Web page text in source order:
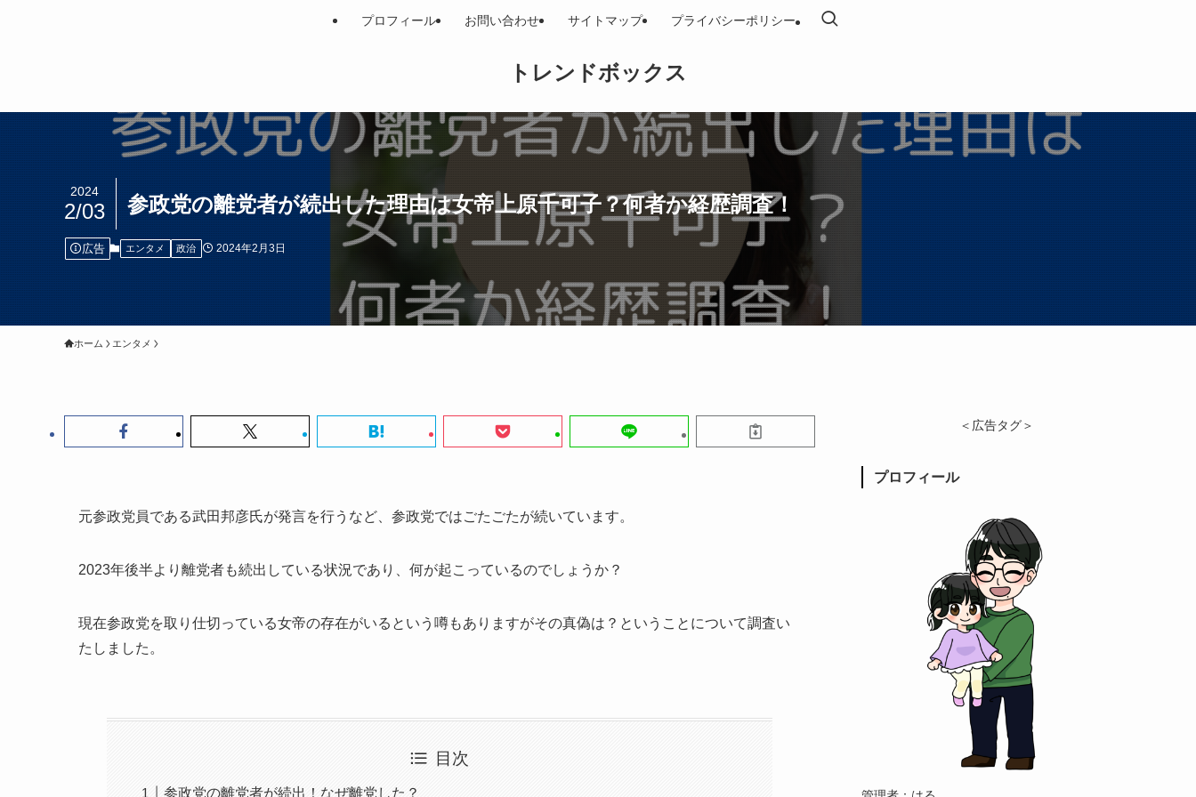
トレンドボックス
プロフィール お問い合わせ サイトマップ プライバシーポリシー
参政党の離党者が続出した理由は女帝上原千可子？何者か経歴調査！
2024
2/03
広告 エンタメ 政治 2024年2月3日
ホーム エンタメ
元参政党員である武田邦彦氏が発言を行うなど、参政党ではごたごたが続いています。
2023年後半より離党者も続出している状況であり、何が起こっているのでしょうか？
現在参政党を取り仕切っている女帝の存在がいるという噂もありますがその真偽は？ということについて調査い
たしました。
目次
参政党の離党者が続出！なぜ離党した？
＜広告タグ＞
プロフィール